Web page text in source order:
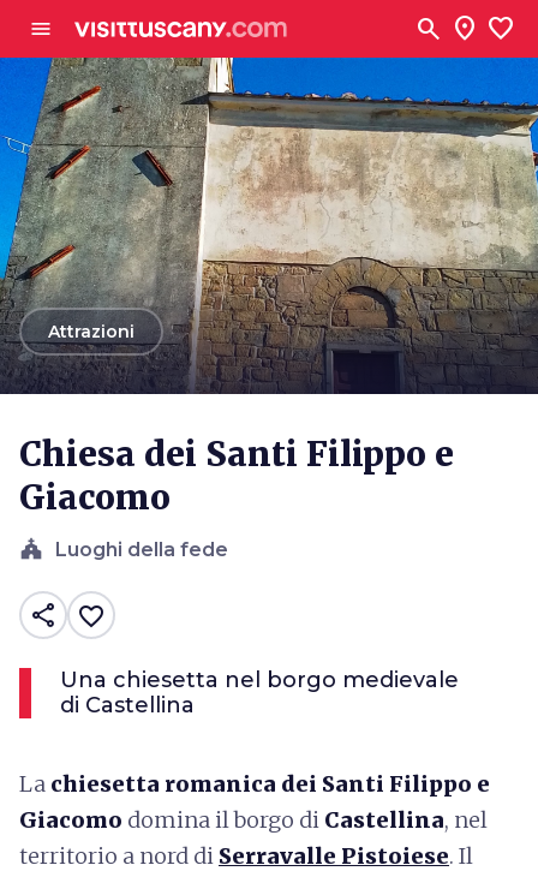
menu search location_on favorite
arrow_backAttrazioni
Chiesa dei Santi Filippo e
Giacomo
church Luoghi della fede
share favorite_border
Una chiesetta nel borgo medievale
di Castellina
La chiesetta romanica dei Santi Filippo e
Giacomo domina il borgo di Castellina, nel
territorio a nord di Serravalle Pistoiese. Il